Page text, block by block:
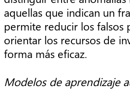
aquellas que indican un
permite reducir los falsos
orientar los recursos de
forma más eficaz.
Modelos de aprendizaje